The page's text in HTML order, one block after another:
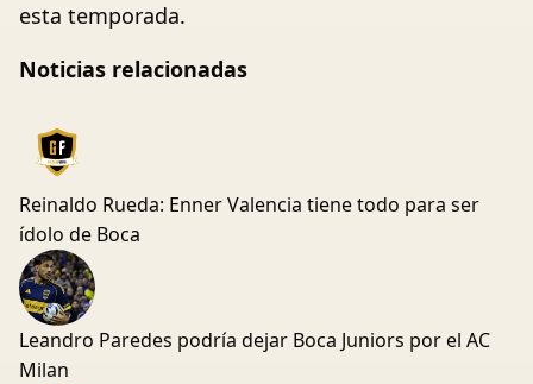
esta temporada.
Noticias relacionadas
Reinaldo Rueda: Enner Valencia tiene todo para ser
ídolo de Boca
Leandro Paredes podría dejar Boca Juniors por el AC
Milan